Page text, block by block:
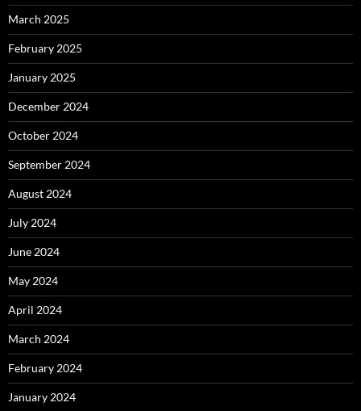
March 2025
February 2025
January 2025
December 2024
October 2024
September 2024
August 2024
July 2024
June 2024
May 2024
April 2024
March 2024
February 2024
January 2024